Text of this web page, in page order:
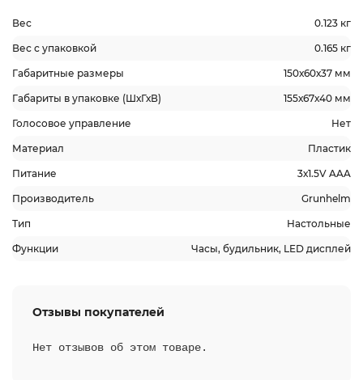
Вес 0.123 кг
Вес с упаковкой 0.165 кг
Габаритные размеры 150х60х37 мм
Габариты в упаковке (ШхГхВ) 155х67х40 мм
Голосовое управление Нет
Материал Пластик
Питание 3х1.5V AAA
Производитель Grunhelm
Тип Настольные
Функции Часы, будильник, LED дисплей
Отзывы покупателей
Нет отзывов об этом товаре.